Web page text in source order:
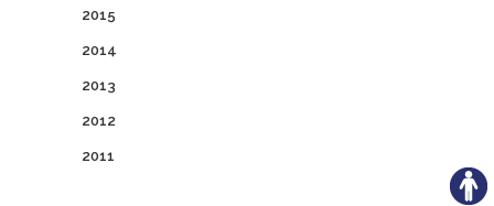
2015
2014
2013
2012
2011